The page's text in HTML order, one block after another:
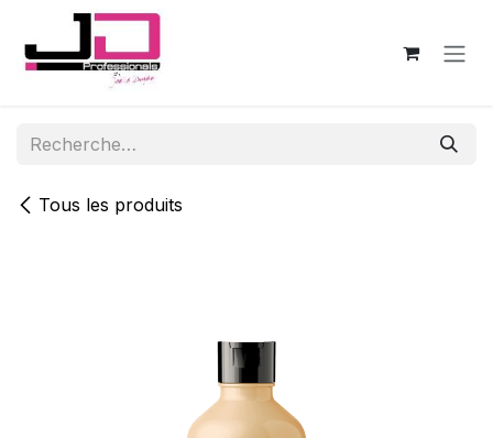
Se rendre au contenu
Tous les produits